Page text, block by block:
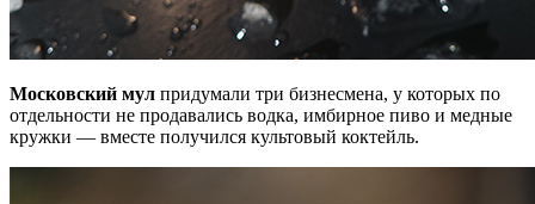
Московский мул придумали три бизнесмена, у которых по
отдельности не продавались водка, имбирное пиво и медные
кружки — вместе получился культовый коктейль.